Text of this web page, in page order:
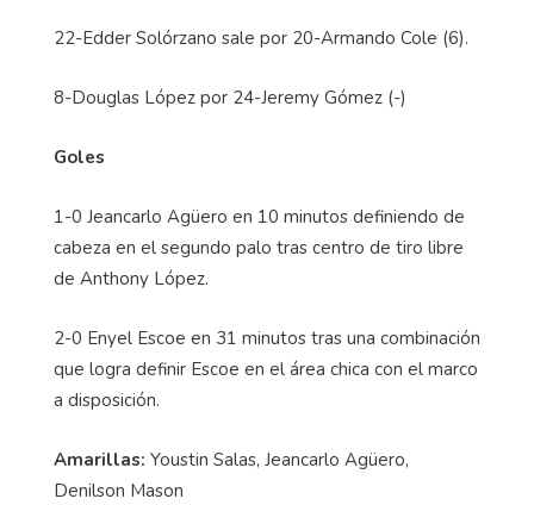
22-Edder Solórzano sale por 20-Armando Cole (6).
8-Douglas López por 24-Jeremy Gómez (-)
Goles
1-0 Jeancarlo Agüero en 10 minutos definiendo de
cabeza en el segundo palo tras centro de tiro libre
de Anthony López.
2-0 Enyel Escoe en 31 minutos tras una combinación
que logra definir Escoe en el área chica con el marco
a disposición.
Amarillas: Youstin Salas, Jeancarlo Agüero,
Denilson Mason